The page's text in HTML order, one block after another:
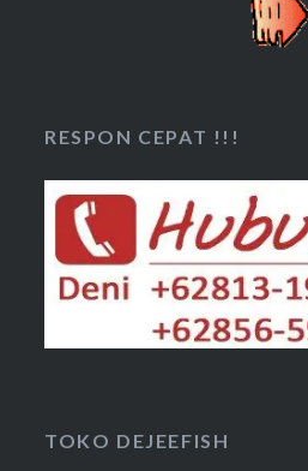
RESPON CEPAT !!!
TOKO DEJEEFISH